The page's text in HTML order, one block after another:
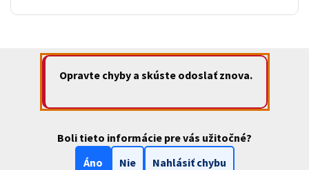
Opravte chyby a skúste odoslať znova.
Boli tieto informácie pre vás užitočné?
Áno
Nie Nahlásiť chybu